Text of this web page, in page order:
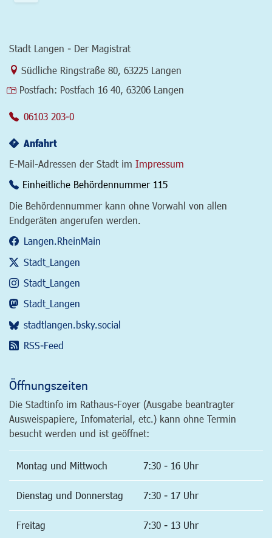
Stadt Langen - Der Magistrat
Link zur Google-Maps Navigation
Südliche Ringstraße 80 63225 Langen
Postfach: Postfach 16 40, 63206 Langen
06103 203-0
Anfahrt
E-Mail-Adressen der Stadt im Impressum
Einheitliche Behördennummer 115
Die Behördennummer kann ohne Vorwahl von allen
Endgeräten angerufen werden.
Langen.RheinMain
Stadt_Langen
Stadt_Langen
Stadt_Langen
stadtlangen.bsky.social
RSS-Feed
Öffnungszeiten
Die Stadtinfo im Rathaus-Foyer (Ausgabe beantragter
Ausweispapiere, Infomaterial, etc.) kann ohne Termin
besucht werden und ist geöffnet:
Montag und Mittwoch 7:30 - 16 Uhr
Dienstag und Donnerstag 7:30 - 17 Uhr
Freitag 7:30 - 13 Uhr